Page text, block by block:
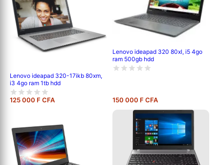
Lenovo ideapad 320-17ikb 80xm,
i3 4go ram 1tb hdd
125 000 F CFA
Lenovo ideapad 320 80xl, i5 4go
ram 500gb hdd
150 000 F CFA